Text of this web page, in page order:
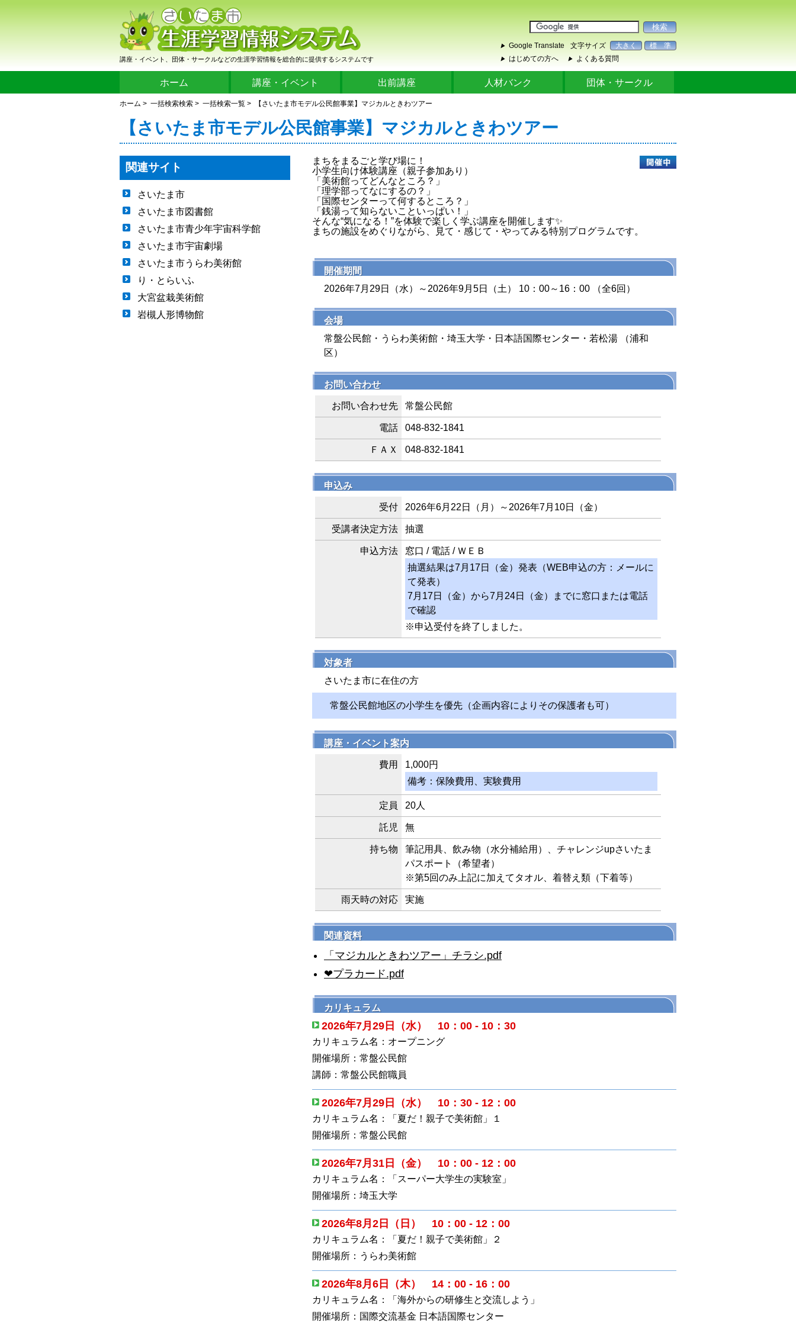
講座・イベント、団体・サークルなどの生涯学習情報を総合的に提供するシステムです
▶ Google Translate 文字サイズ 大きく 標 準
▶ はじめての方へ ▶ よくある質問
ホーム 講座・イベント 出前講座 人材バンク 団体・サークル
ホーム > 一括検索検索 > 一括検索一覧 > 【さいたま市モデル公民館事業】マジカルときわツアー
【さいたま市モデル公民館事業】マジカルときわツアー
まちをまるごと学び場に！
小学生向け体験講座（親子参加あり）
「美術館ってどんなところ？」
「理学部ってなにするの？」
「国際センターって何するところ？」
「銭湯って知らないこといっぱい！」
そんな“気になる！”を体験で楽しく学ぶ講座を開催します✨
まちの施設をめぐりながら、見て・感じて・やってみる特別プログラムです。
開催期間
2026年7月29日（水）～2026年9月5日（土） 10：00～16：00 （全6回）
会場
常盤公民館・うらわ美術館・埼玉大学・日本語国際センター・若松湯 （浦和
区）
お問い合わせ
お問い合わせ先 常盤公民館
電話 048-832-1841
ＦＡＸ 048-832-1841
申込み
受付 2026年6月22日（月）～2026年7月10日（金）
受講者決定方法 抽選
申込方法
窓口 / 電話 / ＷＥＢ
抽選結果は7月17日（金）発表（WEB申込の方：メールに
て発表）
7月17日（金）から7月24日（金）までに窓口または電話
で確認
※申込受付を終了しました。
対象者
さいたま市に在住の方
常盤公民館地区の小学生を優先（企画内容によりその保護者も可）
講座・イベント案内
費用
1,000円
備考：保険費用、実験費用
定員 20人
託児 無
持ち物
筆記用具、飲み物（水分補給用）、チャレンジupさいたま
パスポート（希望者）
※第5回のみ上記に加えてタオル、着替え類（下着等）
雨天時の対応 実施
関連資料
「マジカルときわツアー」チラシ.pdf
❤プラカード.pdf
カリキュラム
2026年7月29日（水） 10：00 - 10：30
カリキュラム名：オープニング
開催場所：常盤公民館
講師：常盤公民館職員
2026年7月29日（水） 10：30 - 12：00
カリキュラム名：「夏だ！親子で美術館」１
開催場所：常盤公民館
2026年7月31日（金） 10：00 - 12：00
カリキュラム名：「スーパー大学生の実験室」
開催場所：埼玉大学
2026年8月2日（日） 10：00 - 12：00
カリキュラム名：「夏だ！親子で美術館」２
開催場所：うらわ美術館
2026年8月6日（木） 14：00 - 16：00
カリキュラム名：「海外からの研修生と交流しよう」
開催場所：国際交流基金 日本語国際センター
関連サイト
さいたま市
さいたま市図書館
さいたま市青少年宇宙科学館
さいたま市宇宙劇場
さいたま市うらわ美術館
り・とらいふ
大宮盆栽美術館
岩槻人形博物館